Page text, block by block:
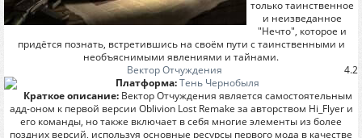
только таинственное
и неизведанное
"Нечто", которое и
придётся познать, встретившись на своём пути с таинственными и
необъяснимыми явлениями и тайнами.
4.2
Вектор Отчуждения
Платформа:Тень Чернобыля
Краткое описание:Вектор Отчуждения является самостоятельным
адд-оном к первой версии Oblivion Lost Remake за авторством Hi_Flyer и
его команды, но также включает в себя многие элементы из более
поздних версий, используя основные ресурсы первого мода в качестве